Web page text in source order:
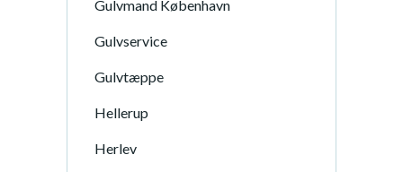
Gulvmand København
Gulvservice
Gulvtæppe
Hellerup
Herlev